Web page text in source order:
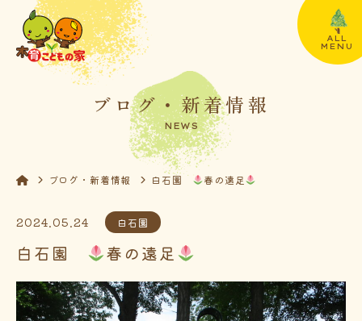
ALL
MENU
ブログ・新着情報
NEWS
ブログ・新着情報 白石園 春の遠足
2024.05.24 白石園
白石園 春の遠足